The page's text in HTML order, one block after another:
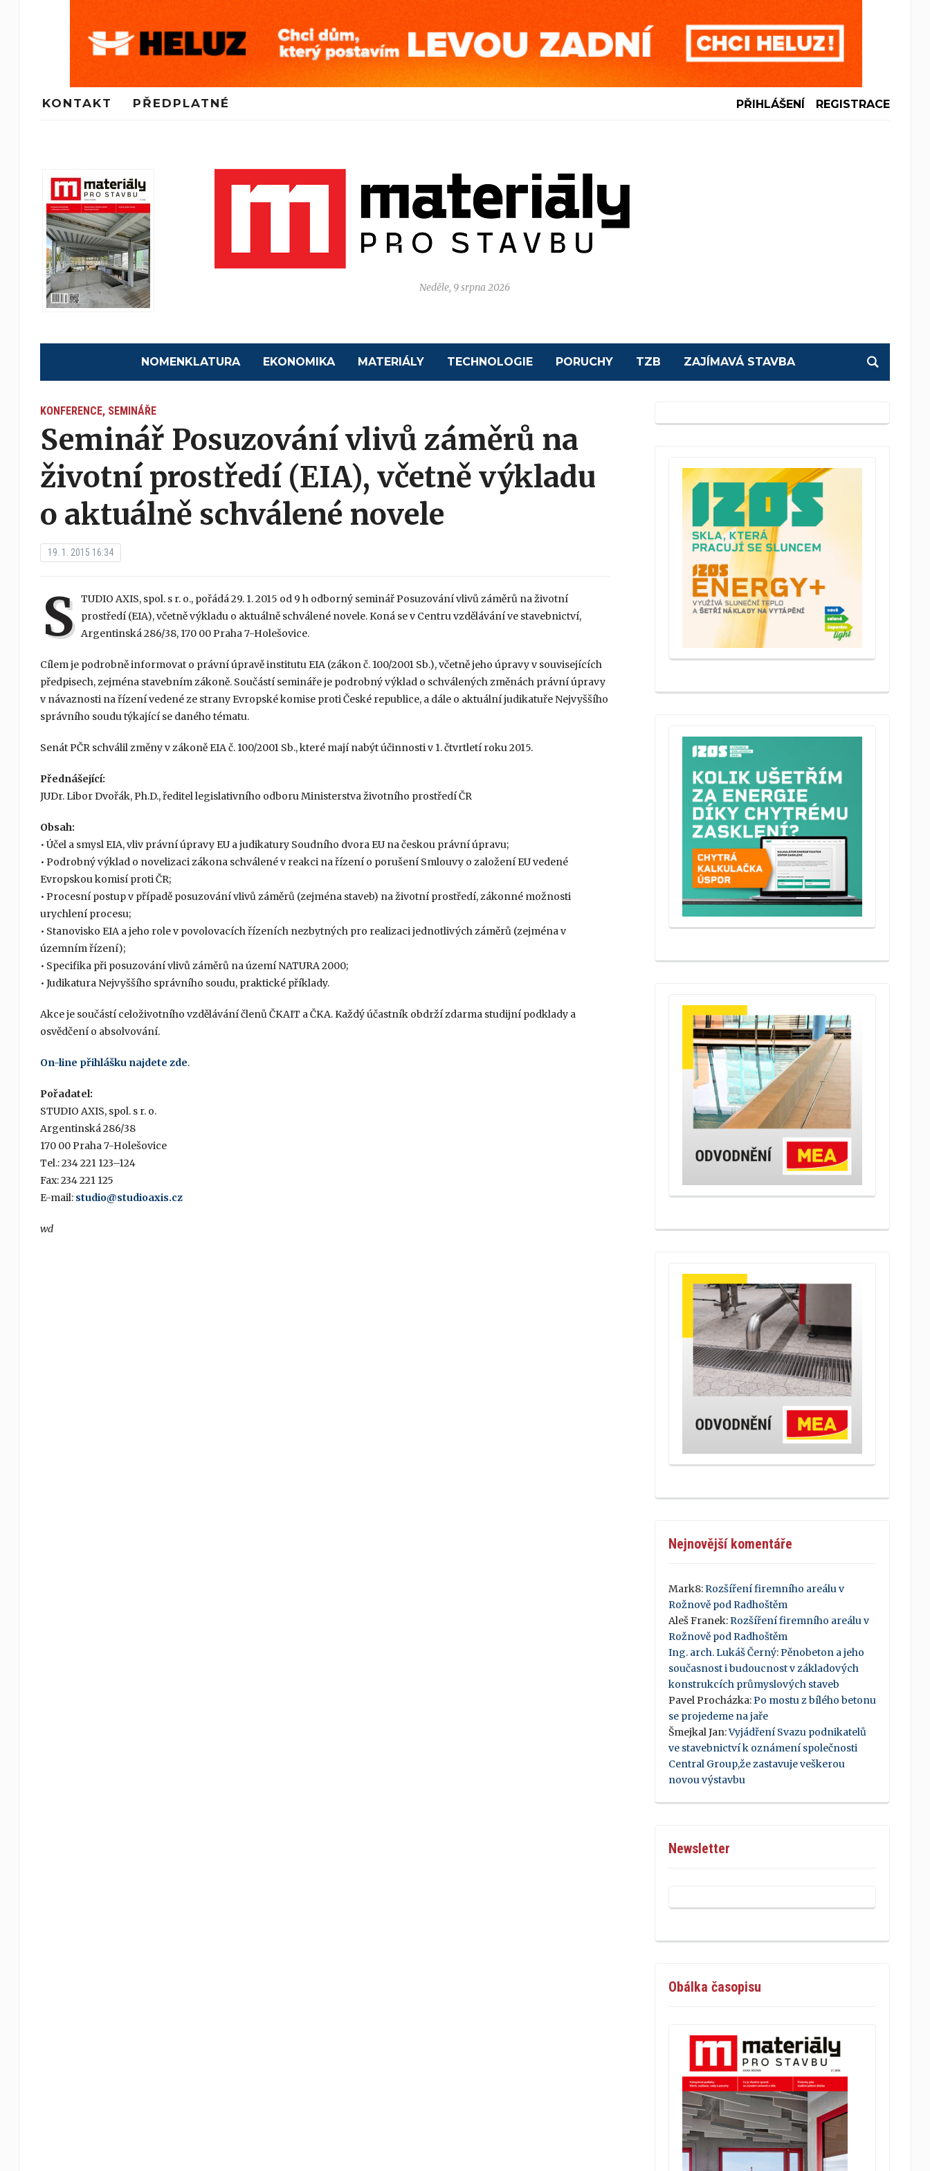
KONTAKT PŘEDPLATNÉ PŘIHLÁŠENÍ REGISTRACE
Neděle, 9 srpna 2026
NOMENKLATURA EKONOMIKA MATERIÁLY TECHNOLOGIE PORUCHY TZB ZAJÍMAVÁ STAVBA
KONFERENCE, SEMINÁŘE
Seminář Posuzování vlivů záměrů na
životní prostředí (EIA), včetně výkladu
o aktuálně schválené novele
19. 1. 2015 16:34
S TUDIO AXIS, spol. s r. o., pořádá 29. 1. 2015 od 9 h odborný seminář Posuzování vlivů záměrů na životní
prostředí (EIA), včetně výkladu o aktuálně schválené novele. Koná se v Centru vzdělávání ve stavebnictví,
Argentinská 286/38, 170 00 Praha 7-Holešovice.
Cílem je podrobně informovat o právní úpravě institutu EIA (zákon č. 100/2001 Sb.), včetně jeho úpravy v souvisejících
předpisech, zejména stavebním zákoně. Součástí semináře je podrobný výklad o schválených změnách právní úpravy
v návaznosti na řízení vedené ze strany Evropské komise proti České republice, a dále o aktuální judikatuře Nejvyššího
správního soudu týkající se daného tématu.
Senát PČR schválil změny v zákoně EIA č. 100/2001 Sb., které mají nabýt účinnosti v 1. čtvrtletí roku 2015.
Přednášející:
JUDr. Libor Dvořák, Ph.D., ředitel legislativního odboru Ministerstva životního prostředí ČR
Obsah:
• Účel a smysl EIA, vliv právní úpravy EU a judikatury Soudního dvora EU na českou právní úpravu;
• Podrobný výklad o novelizaci zákona schválené v reakci na řízení o porušení Smlouvy o založení EU vedené
Evropskou komisí proti ČR;
• Procesní postup v případě posuzování vlivů záměrů (zejména staveb) na životní prostředí, zákonné možnosti
urychlení procesu;
• Stanovisko EIA a jeho role v povolovacích řízeních nezbytných pro realizaci jednotlivých záměrů (zejména v
územním řízení);
• Specifika při posuzování vlivů záměrů na území NATURA 2000;
• Judikatura Nejvyššího správního soudu, praktické příklady.
Akce je součástí celoživotního vzdělávání členů ČKAIT a ČKA. Každý účastník obdrží zdarma studijní podklady a
osvědčení o absolvování.
On-line přihlášku najdete zde.
Pořadatel:
STUDIO AXIS, spol. s r. o.
Argentinská 286/38
170 00 Praha 7-Holešovice
Tel.: 234 221 123–124
Fax: 234 221 125
E-mail: studio@studioaxis.cz
wd
Nejnovější komentáře
Mark8:Rozšíření firemního areálu v
Rožnově pod Radhoštěm
Aleš Franek:Rozšíření firemního areálu v
Rožnově pod Radhoštěm
Ing. arch. Lukáš Černý:Pěnobeton a jeho
současnost i budoucnost v základových
konstrukcích průmyslových staveb
Pavel Procházka:Po mostu z bílého betonu
se projedeme na jaře
Šmejkal Jan:Vyjádření Svazu podnikatelů
ve stavebnictví k oznámení společnosti
Central Group,že zastavuje veškerou
novou výstavbu
Newsletter
Obálka časopisu